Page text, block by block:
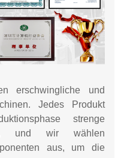
erschwingliche und
Jedes Produkt
strenge
und wir wählen
aus, um die